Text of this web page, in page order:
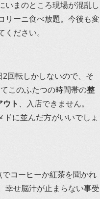
いまのところ現場が混乱し
リーニ食べ放題。今後も変
ださい。
2回転しかしないので、そ
このふたつの時間帯の整
ト
、入店できません。
に並んだ方がいいでしょ
コーヒーか紅茶を聞かれ
幸せ脳汁が止まらない事受